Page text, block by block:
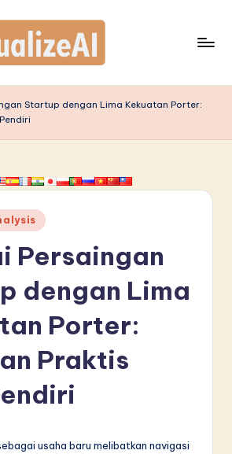
Startup dengan Lima Kekuatan Porter:
Persaingan
dengan Lima
Porter:
Praktis
usaha baru melibatkan navigasi